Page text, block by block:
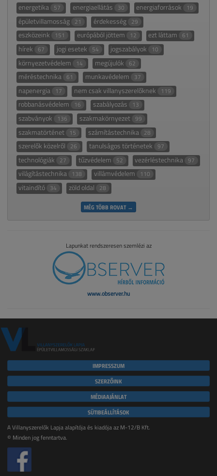
energetika 57 energiaellátás 30 energiaforrások 19
épületvillamosság 21 érdekesség 29
eszközeink 151 európából jöttem 12 ezt láttam 61
hírek 67 jogi esetek 54 jogszabályok 10
környezetvédelem 14 megújulók 62
méréstechnika 61 munkavédelem 37
napenergia 17 nem csak villanyszerelőknek 119
robbanásvédelem 16 szabályozás 13
szabványok 136 szakmakörnyezet 99
szakmatörténet 15 számítástechnika 28
szerelők közelről 26 tanulságos történetek 97
technológiák 27 tűzvédelem 52 vezérléstechnika 97
világítástechnika 138 villámvédelem 110
vitaindító 34 zöld oldal 28
MÉG TÖBB ROVAT →
Lapunkat rendszeresen szemlézi az
www.observer.hu
IMPRESSZUM
SZERZŐINK
MÉDIAAJÁNLAT
SÜTIBEÁLLÍTÁSOK
A Villanyszerelők Lapja alapítója és kiadója az M-12/B Kft.
© Minden jog fenntartva.